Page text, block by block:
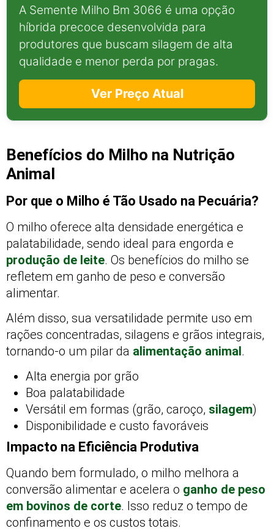
A Semente Milho Bm 3066 é uma opção
híbrida precoce desenvolvida para
produtores que buscam silagem de alta
qualidade e menor perda por pragas.
Ver Preço Atual
Benefícios do Milho na Nutrição
Animal
Por que o Milho é Tão Usado na Pecuária?
O milho oferece alta densidade energética e
palatabilidade, sendo ideal para engorda e
produção de leite. Os benefícios do milho se
refletem em ganho de peso e conversão
alimentar.
Além disso, sua versatilidade permite uso em
rações concentradas, silagens e grãos integrais,
tornando-o um pilar da alimentação animal.
Alta energia por grão
Boa palatabilidade
Versátil em formas (grão, caroço, silagem)
Disponibilidade e custo favoráveis
Impacto na Eficiência Produtiva
Quando bem formulado, o milho melhora a
conversão alimentar e acelera o ganho de peso
em bovinos de corte. Isso reduz o tempo de
confinamento e os custos totais.